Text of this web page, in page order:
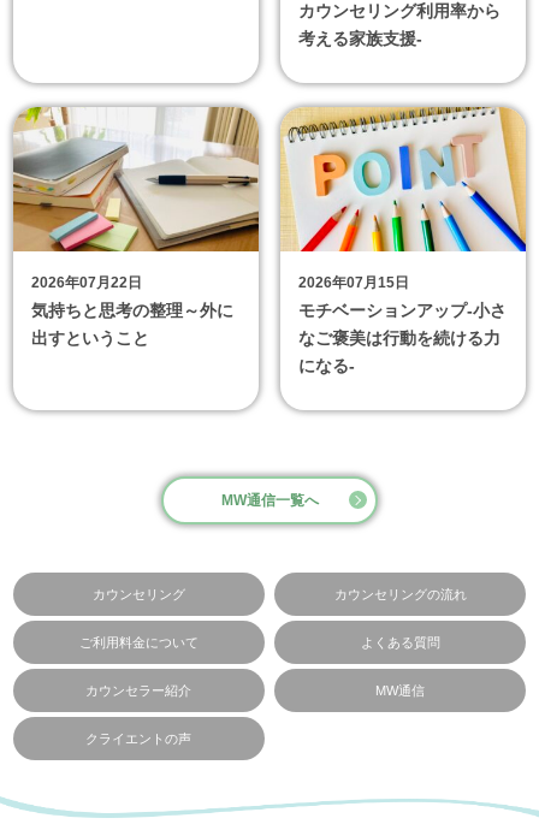
カウンセリング利用率から
考える家族支援-
2026年07月22日
気持ちと思考の整理～外に
出すということ
2026年07月15日
モチベーションアップ‐小さ
なご褒美は行動を続ける力
になる‐
MW通信一覧へ
カウンセリング カウンセリングの流れ
ご利用料金について よくある質問
カウンセラー紹介 MW通信
クライエントの声